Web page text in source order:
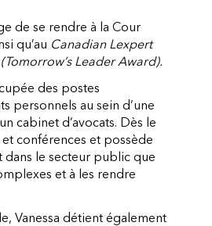
de se rendre à la Cour
qu’au Canadian Lexpert
Leader Award).
des postes
personnels au sein d’une
cabinet d’avocats. Dès le
conférences et possède
dans le secteur public que
et à les rendre
Vanessa détient également